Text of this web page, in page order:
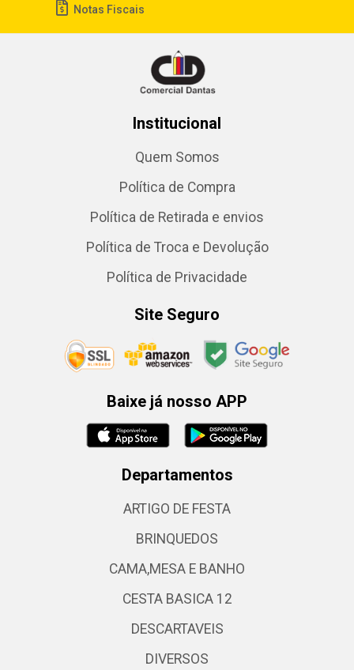
Notas Fiscais
Institucional
Quem Somos
Política de Compra
Política de Retirada e envios
Política de Troca e Devolução
Política de Privacidade
Site Seguro
Baixe já nosso APP
Departamentos
ARTIGO DE FESTA
BRINQUEDOS
CAMA,MESA E BANHO
CESTA BASICA 12
DESCARTAVEIS
DIVERSOS